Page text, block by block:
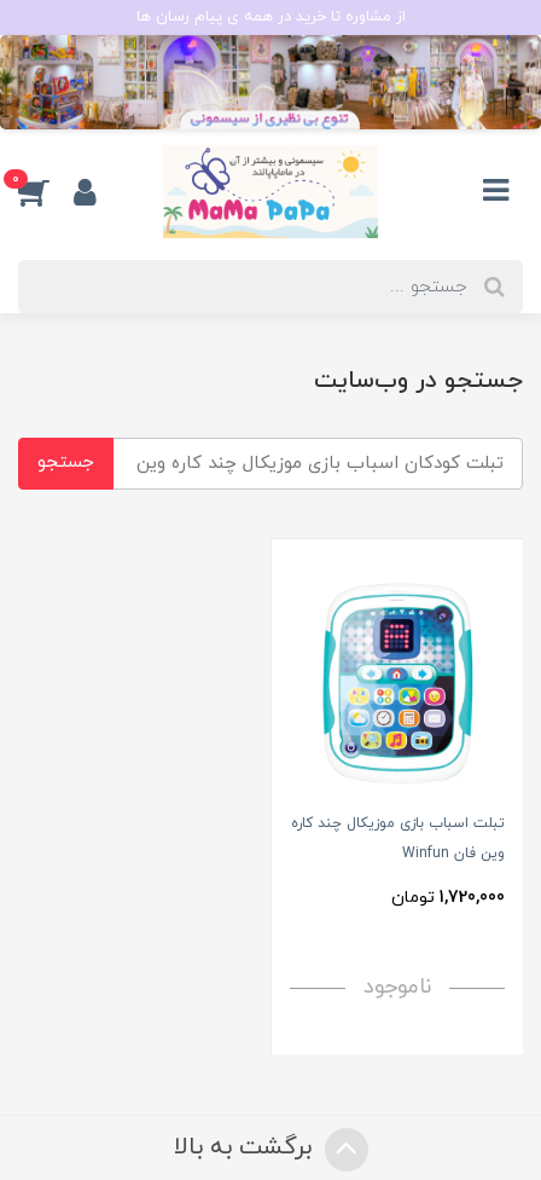
از مشاوره تا خرید در همه ی پیام رسان ها
0
جستجو در وب‌سایت
جستجو
تبلت اسباب بازی موزیکال چند کاره
وین فان Winfun
1,720,000 تومان
ناموجود
برگشت به بالا